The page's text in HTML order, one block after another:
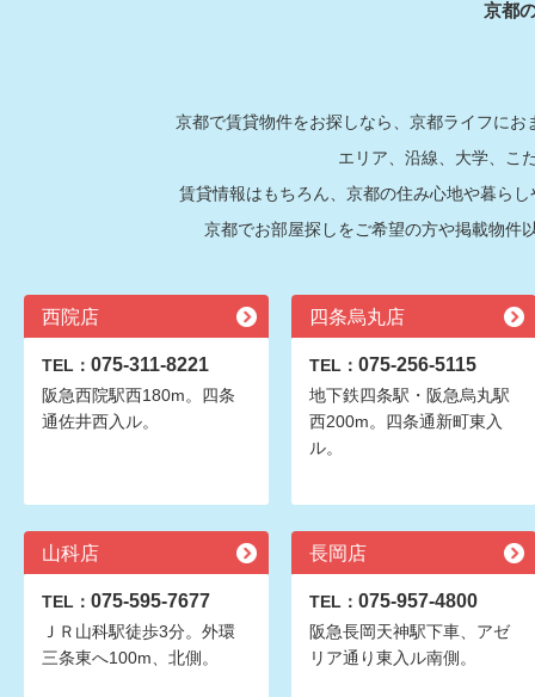
京都
京都で賃貸物件をお探しなら、京都ライフに
エリア、沿線、大学、こ
賃貸情報はもちろん、京都の住み心地や暮ら
京都でお部屋探しをご希望の方や掲載物件
西院店
TEL： 075-311-8221
阪急西院駅西180m。四条
通佐井西入ル。
四条烏丸店
TEL： 075-256-5115
地下鉄四条駅・阪急烏丸駅
西200m。四条通新町東入
ル。
山科店
TEL： 075-595-7677
ＪＲ山科駅徒歩3分。外環
三条東へ100m、北側。
長岡店
TEL： 075-957-4800
阪急長岡天神駅下車、アゼ
リア通り東入ル南側。